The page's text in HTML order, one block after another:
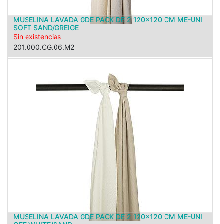
MUSELINA LAVADA GDE PACK DE 2 120x120 CM ME-UNI
SOFT SAND/GREIGE
Sin existencias
201.000.CG.06.M2
MUSELINA LAVADA GDE PACK DE 2 120x120 CM ME-UNI